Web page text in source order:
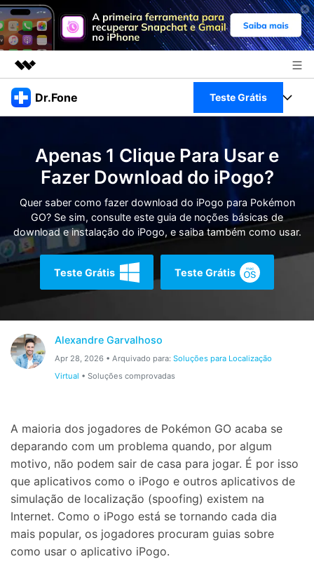
Produtos em destaque
Visão geral
Soluções
Sobre nós
Sala de imprensa
Loja
Dr.Fone Teste Grátis
Veja Toolkit Completo >
Productos
Para PC
Para Celular
Ver Todos Os Aplicativos
Guia & Suporte
Ações rápidas
Recursos
Transferir Dados
Gerenciador de dados
Reparar Celular
Proteção do celular
Apenas 1 Clique Para Usar e
Fazer Download do iPogo?
Quer saber como fazer download do iPogo para Pokémon
GO? Se sim, consulte este guia de noções básicas de
download e instalação do iPogo, e saiba também como usar.
Teste Grátis Teste Grátis
Alexandre Garvalhoso
Apr 28, 2026 • Arquivado para: Soluções para Localização
Virtual • Soluções comprovadas
A maioria dos jogadores de Pokémon GO acaba se
deparando com um problema quando, por algum
motivo, não podem sair de casa para jogar. É por isso
que aplicativos como o iPogo e outros aplicativos de
simulação de localização (spoofing) existem na
Internet. Como o iPogo está se tornando cada dia
mais popular, os jogadores procuram guias sobre
como usar o aplicativo iPogo.